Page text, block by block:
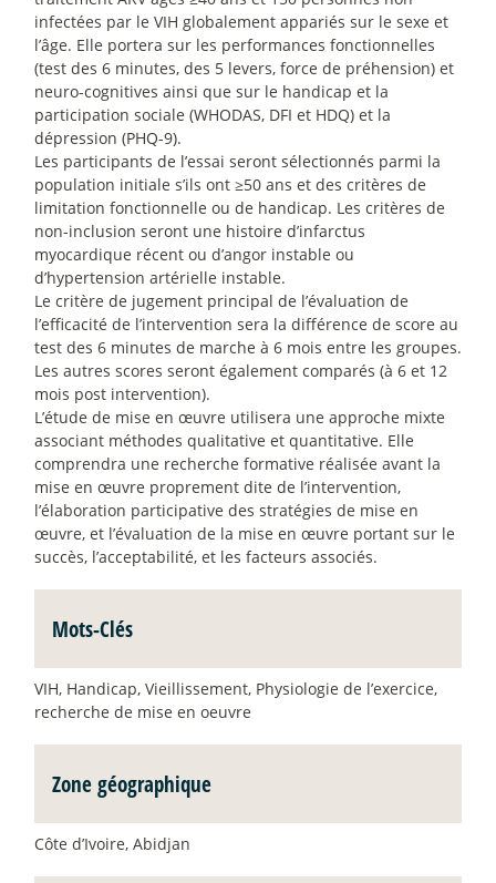
infectées par le VIH globalement appariés sur le sexe et
l’âge. Elle portera sur les performances fonctionnelles
(test des 6 minutes, des 5 levers, force de préhension) et
neuro-cognitives ainsi que sur le handicap et la
participation sociale (WHODAS, DFI et HDQ) et la
dépression (PHQ-9).
Les participants de l’essai seront sélectionnés parmi la
population initiale s’ils ont ≥50 ans et des critères de
limitation fonctionnelle ou de handicap. Les critères de
non-inclusion seront une histoire d’infarctus
myocardique récent ou d’angor instable ou
d’hypertension artérielle instable.
Le critère de jugement principal de l’évaluation de
l’efficacité de l’intervention sera la différence de score au
test des 6 minutes de marche à 6 mois entre les groupes.
Les autres scores seront également comparés (à 6 et 12
mois post intervention).
L’étude de mise en œuvre utilisera une approche mixte
associant méthodes qualitative et quantitative. Elle
comprendra une recherche formative réalisée avant la
mise en œuvre proprement dite de l’intervention,
l’élaboration participative des stratégies de mise en
œuvre, et l’évaluation de la mise en œuvre portant sur le
succès, l’acceptabilité, et les facteurs associés.
Mots-Clés
VIH, Handicap, Vieillissement, Physiologie de l’exercice,
recherche de mise en oeuvre
Zone géographique
Côte d’Ivoire, Abidjan